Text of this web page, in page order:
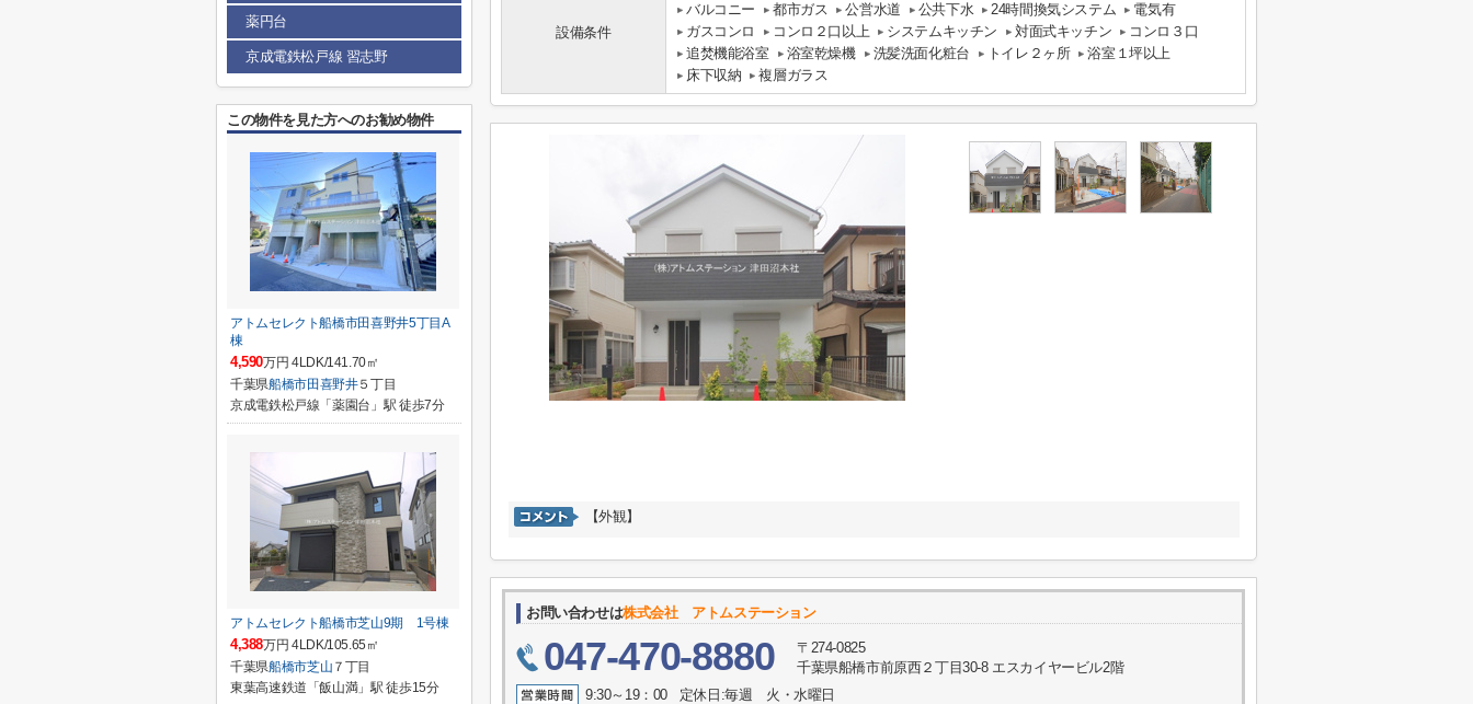
設備条件
バルコニー
都市ガス 公営水道 公共下水 24時間換気システム
電気有
ガスコンロ
コンロ２口以上 システムキッチン 対面式キッチン
コンロ３口
追焚機能浴室
浴室乾燥機 洗髪洗面化粧台 トイレ２ヶ所
浴室１坪以上
床下収納
複層ガラス
【外観】
お問い合わせは株式会社 アトムステーション
047-470-8880
〒274-0825
千葉県船橋市前原西２丁目30-8 エスカイヤービル2階
9:30～19：00 定休日:毎週 火・水曜日
薬円台
京成電鉄松戸線 習志野
この物件を見た方へのお勧め物件
アトムセレクト船橋市田喜野井5丁目A
棟
4,590万円 4LDK/141.70㎡
千葉県船橋市田喜野井５丁目
京成電鉄松戸線「薬園台」駅 徒歩7分
アトムセレクト船橋市芝山9期 1号棟
4,388万円 4LDK/105.65㎡
千葉県船橋市芝山 ７丁目
東葉高速鉄道「飯山満」駅 徒歩15分